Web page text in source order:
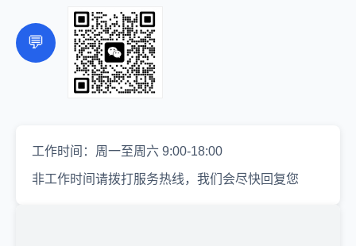
💬
工作时间：周一至周六 9:00-18:00
非工作时间请拨打服务热线，我们会尽快回复您